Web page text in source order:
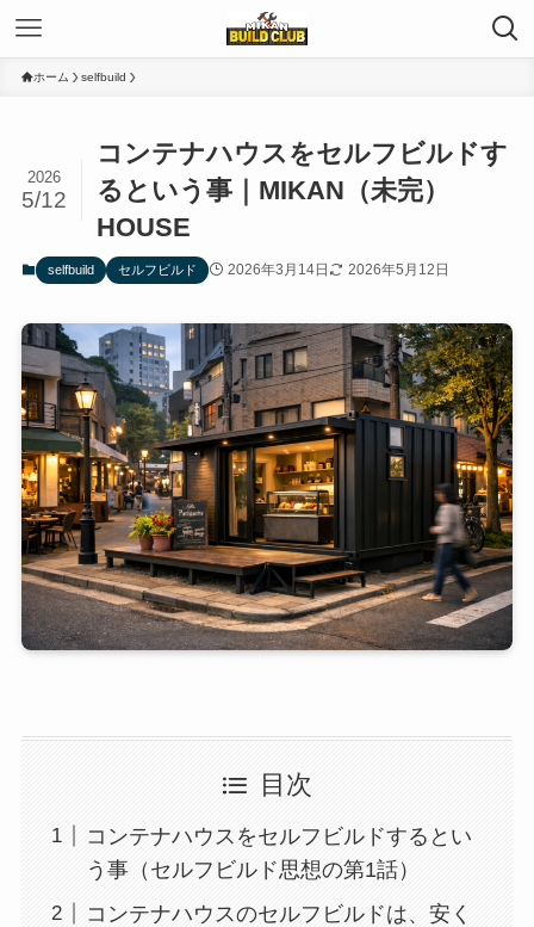
ホーム selfbuild
コンテナハウスをセルフビルドす
るという事｜MIKAN（未完）
HOUSE
2026
5/12
selfbuild セルフビルド 2026年3月14日 2026年5月12日
目次
コンテナハウスをセルフビルドするとい
う事（セルフビルド思想の第1話）
コンテナハウスのセルフビルドは、安く